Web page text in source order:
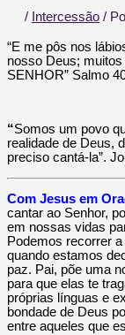
/ Intercessão /
“E me pôs nos
nosso Deus;
SENHOR” Salmo
“Somos um povo
realidade de Deus,
preciso cantá-la”.
Com Jesus em
cantar ao Senhor,
em nossas vidas
Podemos recorrer
quando estamos
paz. Pai, põe uma
para que elas te
próprias línguas e
bondade de Deus
entre aqueles que